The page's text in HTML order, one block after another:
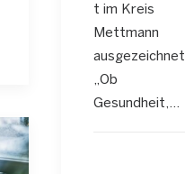
t im Kreis
Mettmann
ausgezeichnet
„Ob
Gesundheit,…